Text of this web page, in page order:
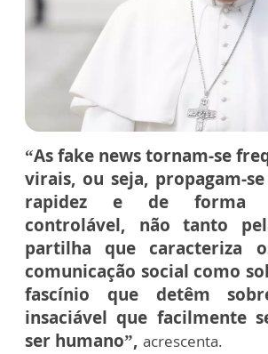
“As fake news tornam-se
virais, ou seja, propagam-
rapidez e de forma
controlável, não tanto
partilha que caracteriza
comunicação social como
fascínio que detêm
insaciável que facilmente
ser humano”, acrescenta.